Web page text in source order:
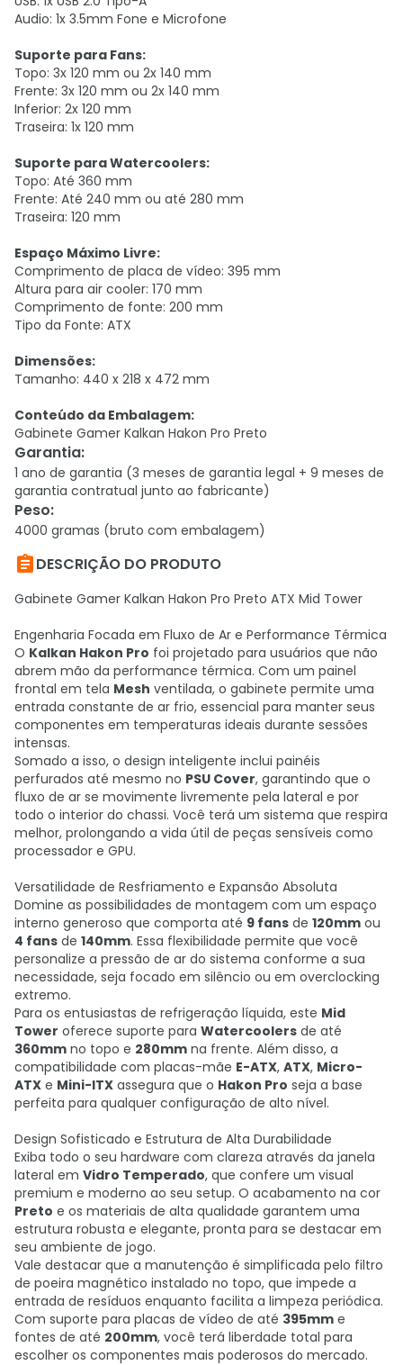
Audio: 1x 3.5mm Fone e Microfone
Suporte para Fans:
Topo: 3x 120 mm ou 2x 140 mm
Frente: 3x 120 mm ou 2x 140 mm
Inferior: 2x 120 mm
Traseira: 1x 120 mm
Suporte para Watercoolers:
Topo: Até 360 mm
Frente: Até 240 mm ou até 280 mm
Traseira: 120 mm
Espaço Máximo Livre:
Comprimento de placa de vídeo: 395 mm
Altura para air cooler: 170 mm
Comprimento de fonte: 200 mm
Tipo da Fonte: ATX
Dimensões:
Tamanho: 440 x 218 x 472 mm
Conteúdo da Embalagem:
Gabinete Gamer Kalkan Hakon Pro Preto
Garantia:
1 ano de garantia (3 meses de garantia legal + 9 meses de
garantia contratual junto ao fabricante)
Peso:
4000 gramas (bruto com embalagem)
DESCRIÇÃO DO PRODUTO
Gabinete Gamer Kalkan Hakon Pro Preto ATX Mid Tower
Engenharia Focada em Fluxo de Ar e Performance Térmica
O Kalkan Hakon Pro foi projetado para usuários que não
abrem mão da performance térmica. Com um painel
frontal em tela Mesh ventilada, o gabinete permite uma
entrada constante de ar frio, essencial para manter seus
componentes em temperaturas ideais durante sessões
intensas.
Somado a isso, o design inteligente inclui painéis
perfurados até mesmo no PSU Cover, garantindo que o
fluxo de ar se movimente livremente pela lateral e por
todo o interior do chassi. Você terá um sistema que respira
melhor, prolongando a vida útil de peças sensíveis como
processador e GPU.
Versatilidade de Resfriamento e Expansão Absoluta
Domine as possibilidades de montagem com um espaço
interno generoso que comporta até 9 fans de 120mm ou
4 fans de 140mm. Essa flexibilidade permite que você
personalize a pressão de ar do sistema conforme a sua
necessidade, seja focado em silêncio ou em overclocking
extremo.
Para os entusiastas de refrigeração líquida, este Mid
Tower oferece suporte para Watercoolers de até
360mm no topo e 280mm na frente. Além disso, a
compatibilidade com placas-mãe E-ATX, ATX, Micro-
ATX e Mini-ITX assegura que o Hakon Pro seja a base
perfeita para qualquer configuração de alto nível.
Design Sofisticado e Estrutura de Alta Durabilidade
Exiba todo o seu hardware com clareza através da janela
lateral em Vidro Temperado, que confere um visual
premium e moderno ao seu setup. O acabamento na cor
Preto e os materiais de alta qualidade garantem uma
estrutura robusta e elegante, pronta para se destacar em
seu ambiente de jogo.
Vale destacar que a manutenção é simplificada pelo filtro
de poeira magnético instalado no topo, que impede a
entrada de resíduos enquanto facilita a limpeza periódica.
Com suporte para placas de vídeo de até 395mm e
fontes de até 200mm, você terá liberdade total para
escolher os componentes mais poderosos do mercado.